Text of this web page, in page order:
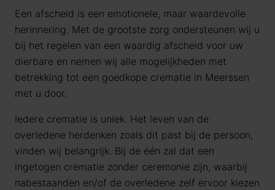
Een afscheid is een emotionele, maar waardevolle
herinnering. Met de grootste zorg ondersteunen wij u
bij het regelen van een waardig afscheid voor uw
dierbare en nemen wij alle mogelijkheden met
betrekking tot een goedkope crematie in Meerssen
met u door.
Iedere crematie is uniek. Het leven van de
overledene herdenken zoals dit past bij de persoon,
vinden wij belangrijk. Bij de één zal dat een
ingetogen crematie zonder ceremonie zijn, waarbij
nabestaanden en/of de overledene zelf ervoor kiezen